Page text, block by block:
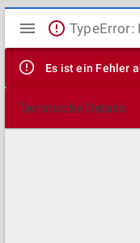
Mirador
Viewer
Es ist ein Fehler
Technische Details